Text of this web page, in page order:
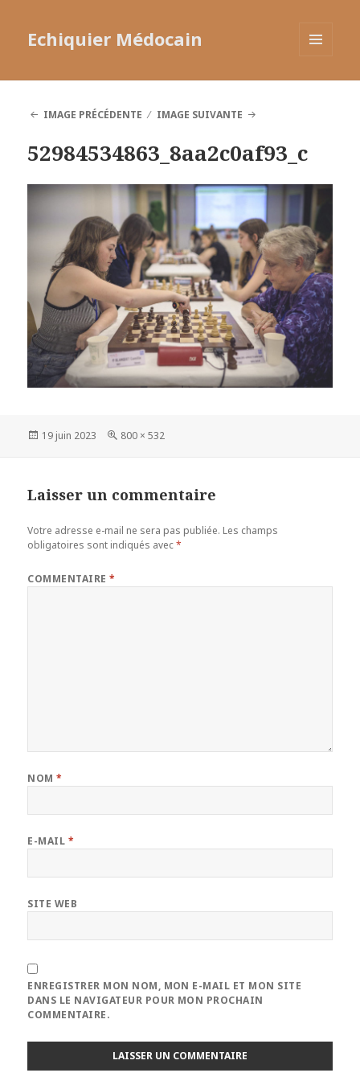
Echiquier Médocain
IMAGE PRÉCÉDENTE
IMAGE SUIVANTE
52984534863_8aa2c0af93_c
Publié
19 juin 2023
Taille
800 × 532
Laisser un commentaire
Votre adresse e-mail ne sera pas publiée. Les champs
obligatoires sont indiqués avec*
COMMENTAIRE*
NOM*
E-MAIL *
SITE WEB
ENREGISTRER MON NOM, MON E-MAIL ET MON SITE
DANS LE NAVIGATEUR POUR MON PROCHAIN
COMMENTAIRE.